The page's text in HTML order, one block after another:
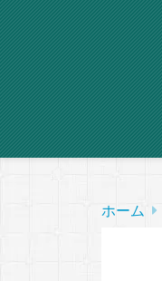
ホーム